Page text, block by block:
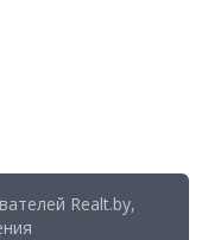
Realt.by,